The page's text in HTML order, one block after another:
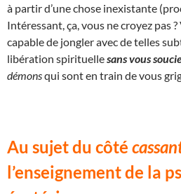
à partir d’une chose inexistante
Intéressant, ça, vous ne croyez pas
capable de jongler avec de telles
libération spirituellesans vous
démonsqui sont en train de vous
Au sujet du côté
l’enseignement de la